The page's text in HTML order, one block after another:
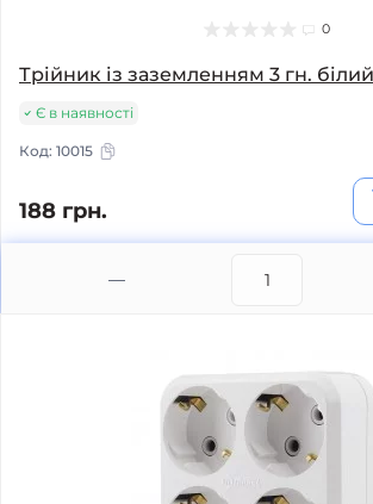
0
Трійник із заземленням 3 гн.
Є в наявності
Код: 10015
188 грн.